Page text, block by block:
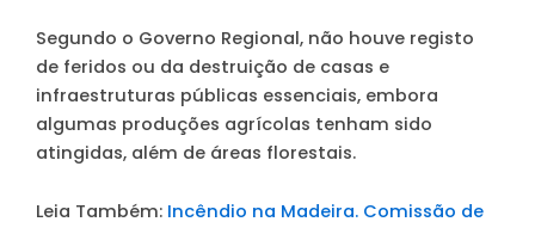
Segundo o Governo Regional, não houve registo
de feridos ou da destruição de casas e
infraestruturas públicas essenciais, embora
algumas produções agrícolas tenham sido
atingidas, além de áreas florestais.
Leia Também: Incêndio na Madeira. Comissão de